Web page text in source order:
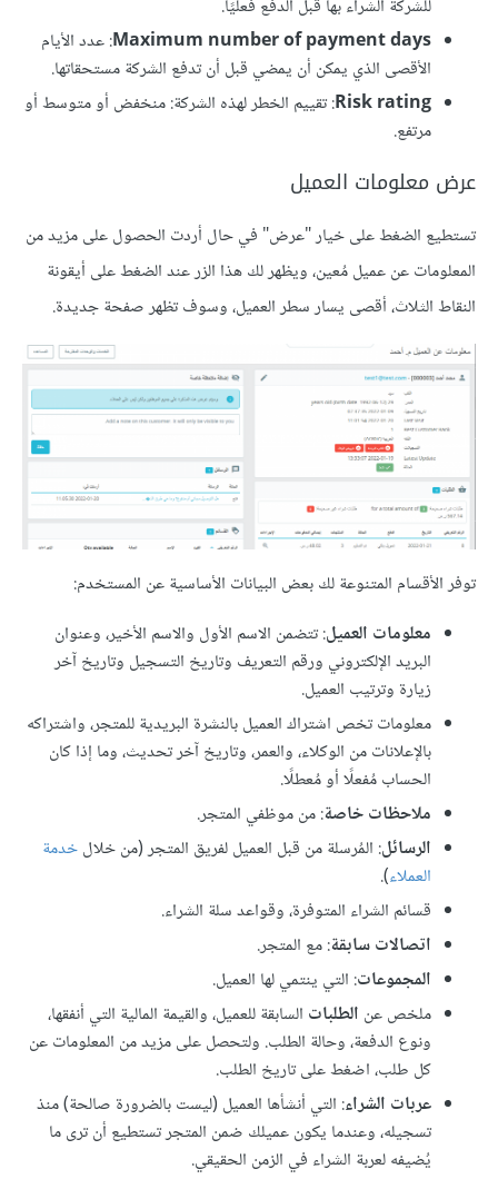
للشركة الشراء بها قبل الدفع فعليًا.
Maximum number of payment days: عدد الأيام
الأقصى الذي يمكن أن يمضي قبل أن تدفع الشركة مستحقاتها.
Risk rating: تقييم الخطر لهذه الشركة: منخفض أو متوسط أو
مرتفع.
عرض معلومات العميل
تستطيع الضغط على خيار "عرض" في حال أردت الحصول على مزيد من
المعلومات عن عميل مُعين، ويظهر لك هذا الزر عند الضغط على أيقونة
النقاط الثلاث، أقصى يسار سطر العميل، وسوف تظهر صفحة جديدة.
توفر الأقسام المتنوعة لك بعض البيانات الأساسية عن المستخدم:
معلومات العميل: تتضمن الاسم الأول والاسم الأخير، وعنوان
البريد الإلكتروني ورقم التعريف وتاريخ التسجيل وتاريخ آخر
زيارة وترتيب العميل.
معلومات تخص اشتراك العميل بالنشرة البريدية للمتجر، واشتراكه
بالإعلانات من الوكلاء، والعمر، وتاريخ آخر تحديث، وما إذا كان
الحساب مُفعلًا أو مُعطلًا.
ملاحظات خاصة: من موظفي المتجر.
الرسائل: المُرسلة من قبل العميل لفريق المتجر (من خلالخدمة
العملاء).
قسائم الشراء المتوفرة، وقواعد سلة الشراء.
اتصالات سابقة: مع المتجر.
المجموعات: التي ينتمي لها العميل.
ملخص عن الطلبات السابقة للعميل، والقيمة المالية التي أنفقها،
ونوع الدفعة، وحالة الطلب. ولتحصل على مزيد من المعلومات عن
كل طلب، اضغط على تاريخ الطلب.
عربات الشراء: التي أنشأها العميل (ليست بالضرورة صالحة) منذ
تسجيله، وعندما يكون عميلك ضمن المتجر تستطيع أن ترى ما
يُضيفه لعربة الشراء في الزمن الحقيقي.